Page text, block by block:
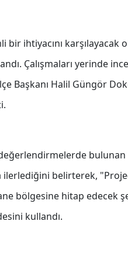
bir ihtiyacını
Çalışmaları yerinde
Başkanı Halil Güngör
bulunan
belirterek,
bölgesine hitap edecek
kullandı.